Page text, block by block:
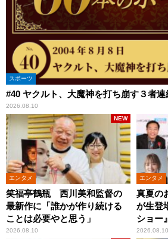
スポーツ
#40 ヤクルト、大魔神を打ち崩す３者
2026.08.10
エンタメ
笑福亭鶴瓶 西川美和監督の
最新作に「誰かが作り続ける
ことは必要やと思う」
2026.08.10
NEW
エンタメ
真夏の
が生登
ショー』
2026.08.10